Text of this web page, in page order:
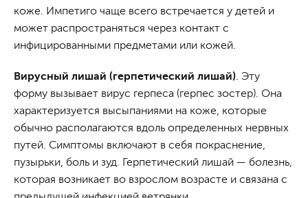
коже. Импетиго чаще всего встречается у детей и
может распространяться через контакт с
инфицированными предметами или кожей.
Вирусный лишай (герпетический лишай) . Эту
форму вызывает вирус герпеса (герпес зостер). Она
характеризуется высыпаниями на коже, которые
обычно располагаются вдоль определенных нервных
путей. Симптомы включают в себя покраснение,
пузырьки, боль и зуд. Герпетический лишай — болезнь,
которая возникает во взрослом возрасте и связана с